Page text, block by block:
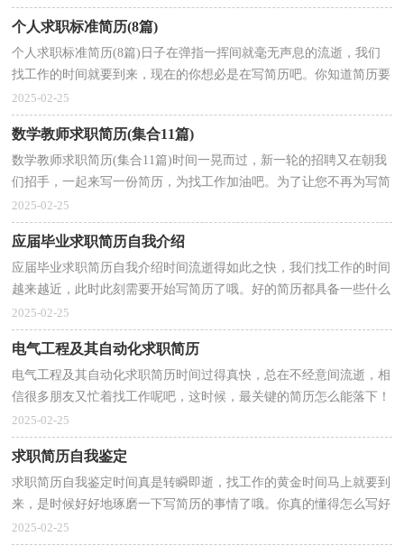
个人求职标准简历(8篇)
个人求职标准简历(8篇)日子在弹指一挥间就毫无声息的流逝，我们
找工作的时间就要到来，现在的你想必是在写简历吧。你知道简历要
如何写吗？以下是小编精心整理的个人求职标准简历，...
2025-02-25
数学教师求职简历(集合11篇)
数学教师求职简历(集合11篇)时间一晃而过，新一轮的招聘又在朝我
们招手，一起来写一份简历，为找工作加油吧。为了让您不再为写简
历头疼，下面是小编整理的数学教师求职简历，仅供参考...
2025-02-25
应届毕业求职简历自我介绍
应届毕业求职简历自我介绍时间流逝得如此之快，我们找工作的时间
越来越近，此时此刻需要开始写简历了哦。好的简历都具备一些什么
特点呢？以下是小编为大家整理的应届毕业求职简历...
2025-02-25
电气工程及其自动化求职简历
电气工程及其自动化求职简历时间过得真快，总在不经意间流逝，相
信很多朋友又忙着找工作呢吧，这时候，最关键的简历怎么能落下！
写简历需要注意哪些问题呢？以下是小编帮大家整理的电气...
2025-02-25
求职简历自我鉴定
求职简历自我鉴定时间真是转瞬即逝，找工作的黄金时间马上就要到
来，是时候好好地琢磨一下写简历的事情了哦。你真的懂得怎么写好
简历吗？以下是小编整理的求职简历自我鉴定，希望能...
2025-02-25